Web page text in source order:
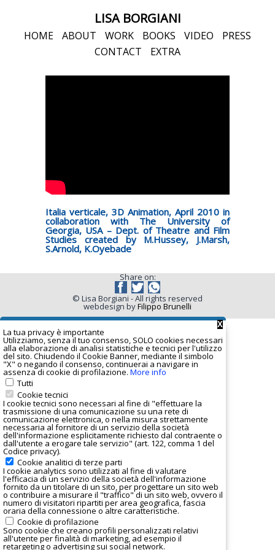
LISA BORGIANI
HOME ABOUT WORK BOOKS VIDEO
PRESS
CONTACT
EXTRA
Italia verticale, 3D Animation, April 2010 in
collaboration with The University of
Georgia, USA – Dept. of Theatre and Film
Studies created by M.Hussey, J.Marsh,
S.Arnold, K.Oyebade
Share on:
© Lisa Borgiani - All rights reserved
webdesign byFilippo Brunelli
X
La tua privacy è importante
Utilizziamo, senza il tuo consenso, SOLO cookies necessari
alla elaborazione di analisi statistiche e tecnici per l'utilizzo
del sito. Chiudendo il Cookie Banner, mediante il simbolo
"X" o negando il consenso, continuerai a navigare in
assenza di cookie di profilazione. More info
Tutti
Cookie tecnici
I cookie tecnici sono necessari al fine di "effettuare la
trasmissione di una comunicazione su una rete di
comunicazione elettronica, o nella misura strettamente
necessaria al fornitore di un servizio della società
dell'informazione esplicitamente richiesto dal contraente o
dall'utente a erogare tale servizio" (art. 122, comma 1 del
Codice privacy).
Cookie analitici di terze parti
I cookie analytics sono utilizzati al fine di valutare
l'efficacia di un servizio della società dell'informazione
fornito da un titolare di un sito, per progettare un sito web
o contribuire a misurare il "traffico" di un sito web, ovvero il
numero di visitatori ripartiti per area geografica, fascia
oraria della connessione o altre caratteristiche.
Cookie di profilazione
Sono cookie che creano profili personalizzati relativi
all'utente per finalità di marketing, ad esempio il
retargeting o advertising sui social network.